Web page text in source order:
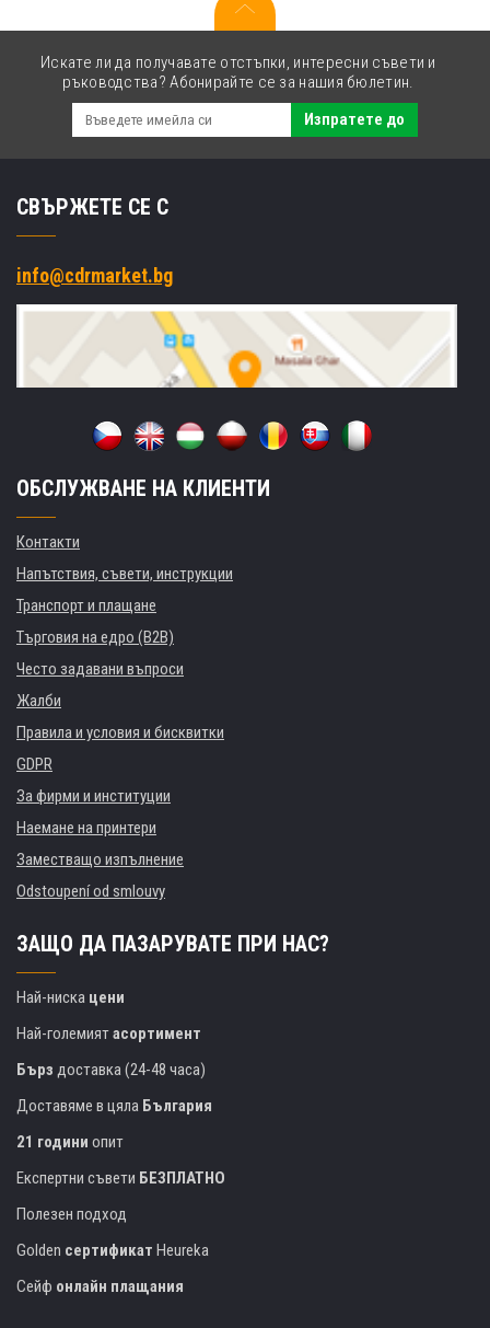
Искате ли да получавате отстъпки, интересни съвети и
ръководства? Абонирайте се за нашия бюлетин.
Изпратете до
СВЪРЖЕТЕ СЕ С
info@cdrmarket.bg
ОБСЛУЖВАНЕ НА КЛИЕНТИ
Контакти
Напътствия, съвети, инструкции
Транспорт и плащане
Търговия на едро (B2B)
Често задавани въпроси
Жалби
Правила и условия и бисквитки
GDPR
За фирми и институции
Наемане на принтери
Заместващо изпълнение
Odstoupení od smlouvy
ЗАЩО ДА ПАЗАРУВАТЕ ПРИ НАС?
Най-ниска цени
Най-големиятасортимент
Бърз доставка (24-48 часа)
Доставяме в цяла България
21 години опит
Експертни съвети БЕЗПЛАТНО
Полезен подход
Golden сертификат Heureka
Сейф онлайн плащания